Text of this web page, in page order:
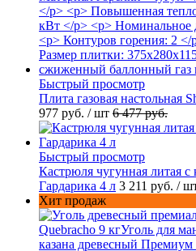
Быстрый просмотр
Плита газовая настольная
977 руб. / шт 6 477 руб.
Быстрый просмотр
Кастрюля чугунная литая
Гардарика 4 л 3 211 руб. /
Хит продаж